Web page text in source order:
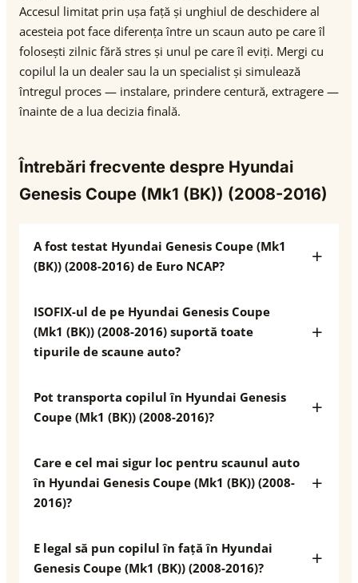
Accesul limitat prin ușa față și unghiul de deschidere al
acesteia pot face diferența între un scaun auto pe care îl
folosești zilnic fără stres și unul pe care îl eviți. Mergi cu
copilul la un dealer sau la un specialist și simulează
întregul proces — instalare, prindere centură, extragere —
înainte de a lua decizia finală.
Întrebări frecvente despre Hyundai
Genesis Coupe (Mk1 (BK)) (2008-2016)
A fost testat Hyundai Genesis Coupe (Mk1
(BK)) (2008-2016) de Euro NCAP?
ISOFIX-ul de pe Hyundai Genesis Coupe
(Mk1 (BK)) (2008-2016) suportă toate
tipurile de scaune auto?
Pot transporta copilul în Hyundai Genesis
Coupe (Mk1 (BK)) (2008-2016)?
Care e cel mai sigur loc pentru scaunul auto
în Hyundai Genesis Coupe (Mk1 (BK)) (2008-
2016)?
E legal să pun copilul în față în Hyundai
Genesis Coupe (Mk1 (BK)) (2008-2016)?